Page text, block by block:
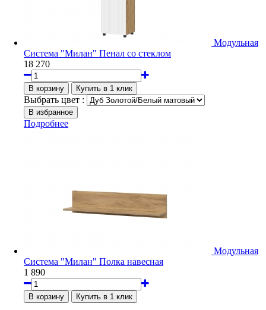
Модульная
Система "Милан" Пенал со стеклом
18 270
Выбрать цвет :
Подробнее
Модульная
Система "Милан" Полка навесная
1 890